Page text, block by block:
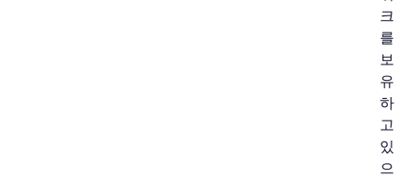
크
를
보
유
하
고
있
으